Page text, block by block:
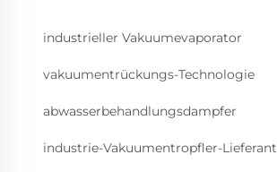
industrieller Vakuumevaporator
vakuumentrückungs-Technologie
abwasserbehandlungsdampfer
industrie-Vakuumentropfler-Lieferant